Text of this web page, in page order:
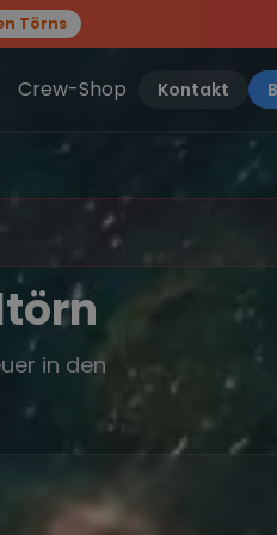
Törns
sei dabei.
Crew-Shop Kontakt
in den